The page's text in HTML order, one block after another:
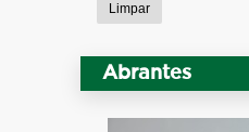
Limpar
Abrantes